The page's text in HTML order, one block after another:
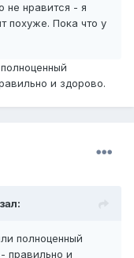
не нравится - я
похуже. Пока что у
и здорово.
полноценный
правильно и